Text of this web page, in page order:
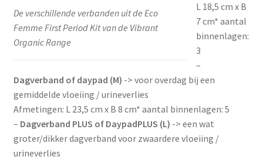
De verschillende verbanden uit de Eco
Femme First Period Kit van de Vibrant
Organic Range
L 18,5 cm x B
7 cm* aantal
binnenlagen:
3
–
Dagverband of daypad (M) -> voor overdag bij een
gemiddelde vloeiing / urineverlies
Afmetingen: L 23,5 cm x B 8 cm* aantal binnenlagen: 5
– Dagverband PLUS of DaypadPLUS (L) -> een wat
groter/dikker dagverband voor zwaardere vloeiing /
urineverlies